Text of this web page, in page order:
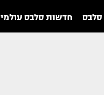
חדשות סלבס עולמי